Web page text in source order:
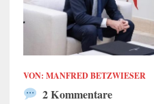
VON: MANFRED BETZWIESER
2 Kommentare